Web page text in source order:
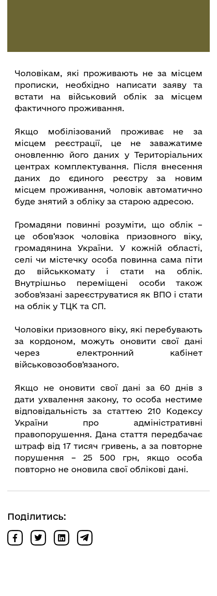
Чоловікам, які проживають не за місцем
прописки, необхідно написати заяву та
встати на військовий облік за місцем
фактичного проживання.
Якщо мобілізований проживає не за
місцем реєстрації, це не заважатиме
оновленню його даних у Територіальних
центрах комплектування. Після внесення
даних до єдиного реєстру за новим
місцем проживання, чоловік автоматично
буде знятий з обліку за старою адресою.
Громадяни повинні розуміти, що облік –
це обов‘язок чоловіка призовного віку,
громадянина України. У кожній області,
селі чи містечку особа повинна сама піти
до військкомату і стати на облік.
Внутрішньо переміщені особи також
зобов'язані зареєструватися як ВПО і стати
на облік у ТЦК та СП.
Чоловіки призовного віку, які перебувають
за кордоном, можуть оновити свої дані
через електронний кабінет
військовозобовʼязаного.
Якщо не оновити свої дані за 60 днів з
дати ухвалення закону, то особа нестиме
відповідальність за статтею 210 Кодексу
України про адміністративні
правопорушення. Дана стаття передбачає
штраф від 17 тисяч гривень, а за повторне
порушення – 25 500 грн, якщо особа
повторно не оновила свої облікові дані.
Поділитись: